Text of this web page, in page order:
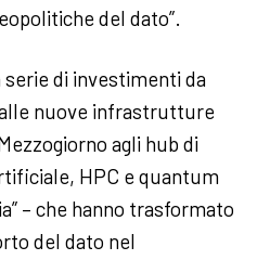
del dato”.
di investimenti da
nuove infrastrutture
agli hub di
HPC e quantum
– che hanno trasformato
del dato nel